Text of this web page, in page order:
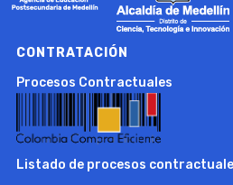
CONTRATACIÓN
Procesos Contractuales
Listado de procesos